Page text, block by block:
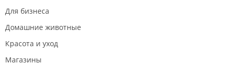
Для бизнеса
Домашние животные
Красота и уход
Магазины